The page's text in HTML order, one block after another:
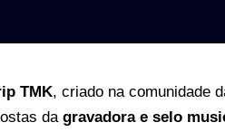
TMK, criado na comunidade
da gravadora e selo